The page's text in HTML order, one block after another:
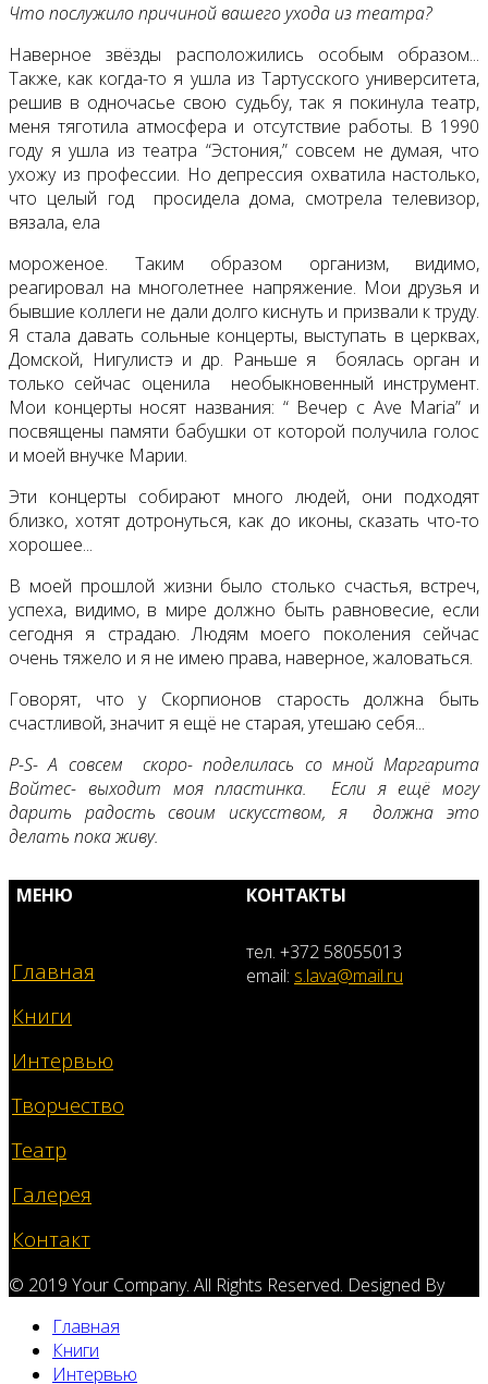
Что послужило причиной вашего ухода из театра?
Наверное звёзды расположились особым образом...
Также, как когда-то я ушла из Тартусского университета,
решив в одночасье свою судьбу, так я покинула театр,
меня тяготила атмосфера и отсутствие работы. В 1990
году я ушла из театра “Эстония,” совсем не думая, что
ухожу из профессии. Но депрессия охватила настолько,
что целый год просидела дома, смотрела телевизор,
вязала, ела
мороженое. Таким образом организм, видимо,
реагировал на многолетнее напряжение. Мои друзья и
бывшие коллеги не дали долго киснуть и призвали к труду.
Я стала давать сольные концерты, выступать в церквах,
Домской, Нигулистэ и др. Раньше я боялась орган и
только сейчас оценила необыкновенный инструмент.
Мои концерты носят названия: “ Вечер с Аvе Маria” и
посвящены памяти бабушки от которой получила голос
и моей внучке Марии.
Эти концерты собирают много людей, они подходят
близко, хотят дотронуться, как до иконы, сказать что-то
хорошее...
В моей прошлой жизни было столько счастья, встреч,
успеха, видимо, в мире должно быть равновесие, если
сегодня я страдаю. Людям моего поколения сейчас
очень тяжело и я не имею права, наверное, жаловаться.
Говорят, что у Скорпионов старость должна быть
счастливой, значит я ещё не старая, утешаю себя...
P-S- А совсем скоро- поделилась со мной Маргарита
Войтес- выходит моя пластинка. Если я ещё могу
дарить радость своим искусством, я должна это
делать пока живу.
МЕНЮ КОНТАКТЫ
Главная
Книги
Интервью
Творчество
Театр
Галерея
Контакт
тел. +372 58055013
email: s.lava@mail.ru
© 2019 Your Company. All Rights Reserved. Designed By
Главная
Книги
Интервью